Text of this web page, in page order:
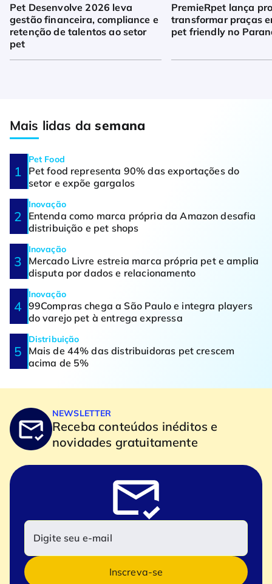
Pet Desenvolve 2026 leva
gestão financeira, compliance e
retenção de talentos ao setor
pet
PremieRpet lança
transformar praças
pet friendly no
Mais lidas dasemana
Pet Food
Pet food representa 90% das exportações do
setor e expõe gargalos
Inovação
Entenda como marca própria da Amazon desafia
distribuição e pet shops
Inovação
Mercado Livre estreia marca própria pet e amplia
disputa por dados e relacionamento
Inovação
99Compras chega a São Paulo e integra players
do varejo pet à entrega expressa
Distribuição
Mais de 44% das distribuidoras pet crescem
acima de 5%
NEWSLETTER
Receba conteúdos inéditos e
novidades gratuitamente
Inscreva-se